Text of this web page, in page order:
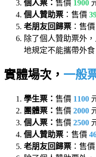
個人票： 售價 1900
個人贊助票 ：售價
老朋友回歸票 ：售價
除了個人贊助票外
地規定不能攜帶外
實體場次， 一般
學生票： 售價 1100
團體票： 售價 2000
個人票： 售價 2500
個人贊助票 ：售價
老朋友回歸票 ：售價